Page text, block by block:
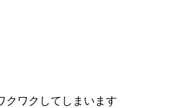
クワクしてしまいます